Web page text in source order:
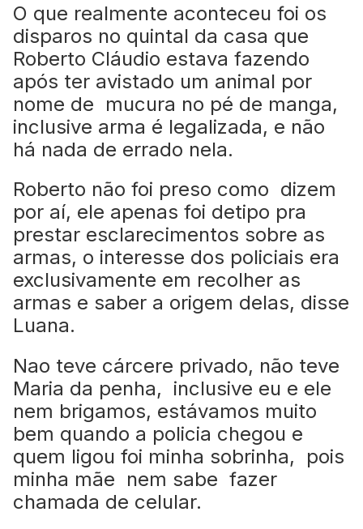
O que realmente aconteceu foi os
disparos no quintal da casa que
Roberto Cláudio estava fazendo
após ter avistado um animal por
nome de mucura no pé de manga,
inclusive arma é legalizada, e não
há nada de errado nela.
Roberto não foi preso como dizem
por aí, ele apenas foi detipo pra
prestar esclarecimentos sobre as
armas, o interesse dos policiais era
exclusivamente em recolher as
armas e saber a origem delas, disse
Luana.
Nao teve cárcere privado, não teve
Maria da penha, inclusive eu e ele
nem brigamos, estávamos muito
bem quando a policia chegou e
quem ligou foi minha sobrinha, pois
minha mãe nem sabe fazer
chamada de celular.